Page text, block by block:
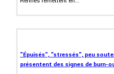
"Épuisés", "stressés", peu
présentent des signes de burn-